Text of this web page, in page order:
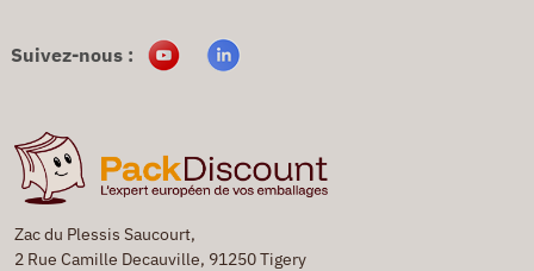
Zac du Plessis Saucourt,
2 Rue Camille Decauville, 91250 Tigery
Suivez-nous :